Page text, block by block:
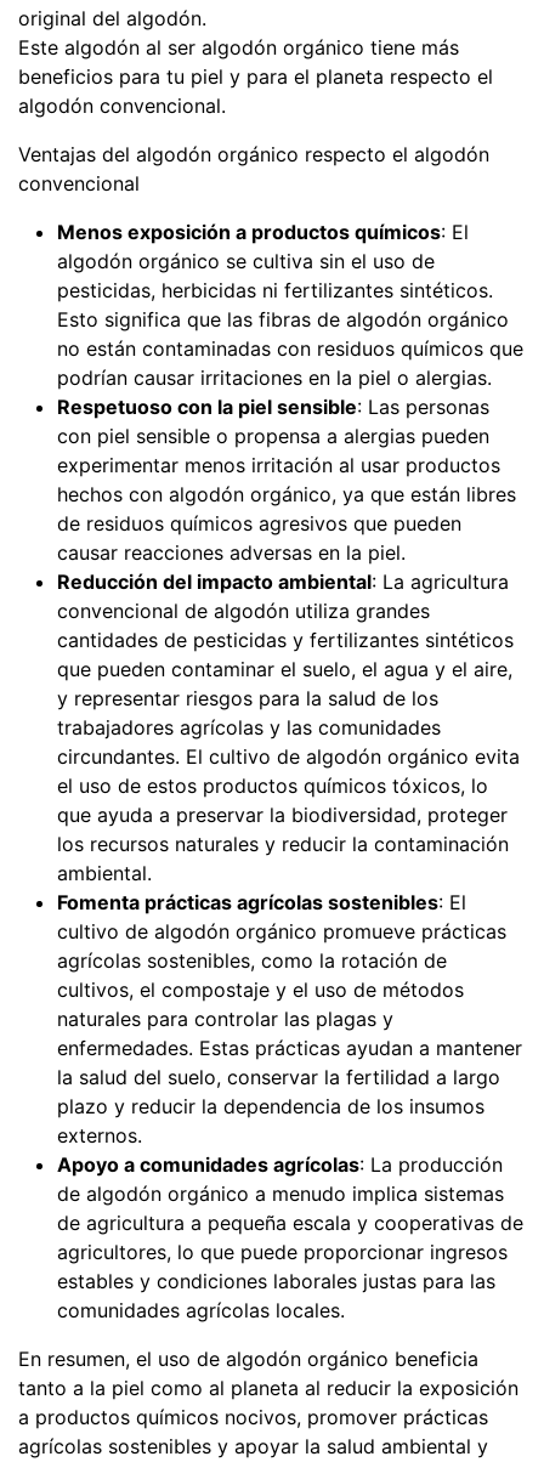
original del algodón.
Este algodón al ser algodón orgánico tiene más
beneficios para tu piel y para el planeta respecto el
algodón convencional.
Ventajas del algodón orgánico respecto el algodón
convencional
Menos exposición a productos químicos: El
algodón orgánico se cultiva sin el uso de
pesticidas, herbicidas ni fertilizantes sintéticos.
Esto significa que las fibras de algodón orgánico
no están contaminadas con residuos químicos que
podrían causar irritaciones en la piel o alergias.
Respetuoso con la piel sensible: Las personas
con piel sensible o propensa a alergias pueden
experimentar menos irritación al usar productos
hechos con algodón orgánico, ya que están libres
de residuos químicos agresivos que pueden
causar reacciones adversas en la piel.
Reducción del impacto ambiental: La agricultura
convencional de algodón utiliza grandes
cantidades de pesticidas y fertilizantes sintéticos
que pueden contaminar el suelo, el agua y el aire,
y representar riesgos para la salud de los
trabajadores agrícolas y las comunidades
circundantes. El cultivo de algodón orgánico evita
el uso de estos productos químicos tóxicos, lo
que ayuda a preservar la biodiversidad, proteger
los recursos naturales y reducir la contaminación
ambiental.
Fomenta prácticas agrícolas sostenibles: El
cultivo de algodón orgánico promueve prácticas
agrícolas sostenibles, como la rotación de
cultivos, el compostaje y el uso de métodos
naturales para controlar las plagas y
enfermedades. Estas prácticas ayudan a mantener
la salud del suelo, conservar la fertilidad a largo
plazo y reducir la dependencia de los insumos
externos.
Apoyo a comunidades agrícolas: La producción
de algodón orgánico a menudo implica sistemas
de agricultura a pequeña escala y cooperativas de
agricultores, lo que puede proporcionar ingresos
estables y condiciones laborales justas para las
comunidades agrícolas locales.
En resumen, el uso de algodón orgánico beneficia
tanto a la piel como al planeta al reducir la exposición
a productos químicos nocivos, promover prácticas
agrícolas sostenibles y apoyar la salud ambiental y